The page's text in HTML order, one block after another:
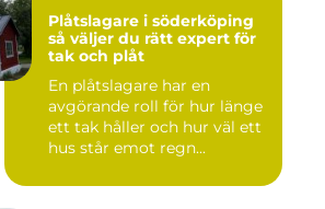
Plåtslagare i söderköping
så väljer du rätt expert för
tak och plåt
En plåtslagare har en
avgörande roll för hur länge
ett tak håller och hur väl ett
hus står emot regn...